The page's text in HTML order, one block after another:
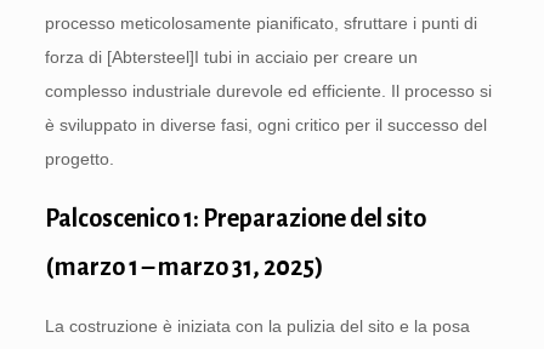
processo meticolosamente pianificato, sfruttare i punti di
forza di [Abtersteel]I tubi in acciaio per creare un
complesso industriale durevole ed efficiente. Il processo si
è sviluppato in diverse fasi, ogni critico per il successo del
progetto.
Palcoscenico 1: Preparazione del sito
(marzo 1 – marzo 31, 2025)
La costruzione è iniziata con la pulizia del sito e la posa